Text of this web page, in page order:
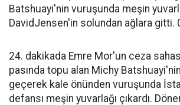
Batshuayi'nin vuruşunda meşin
DavidJensen'in solundan ağlara gitti.
24. dakikada Emre Mor'un ceza
pasında topu alan Michy
geçerek kale önünden vuruşunda
defansı meşin yuvarlağı çıkardı.